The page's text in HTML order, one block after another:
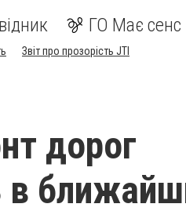
ГО Має сенс
Звіт про прозорість JTI
дорог
в